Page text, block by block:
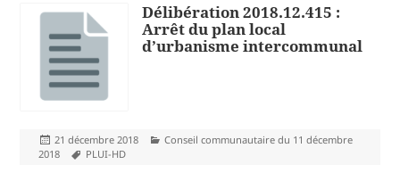
Délibération 2018.12.415 :
Arrêt du plan local
d’urbanisme intercommunal
Publié
le
21 décembre 2018 Catégories
Conseil communautaire du 11 décembre
2018
Mots-
PLUI-HD